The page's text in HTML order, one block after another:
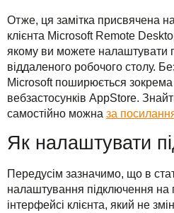
TuchaSync
Для бізнесу
Техпідтримка
Інструкції
Авторська колонка
Отже, ця замітка присвячена
клієнта Microsoft Remote
якому ви можете налаштувати
віддаленого робочого столу.
Microsoft поширюється зокрема
вебзастосунків AppStore.
самостійно можна за
Як налаштувати
Передусім зазначимо, що в
налаштування підключення на
інтерфейсі клієнта, який не